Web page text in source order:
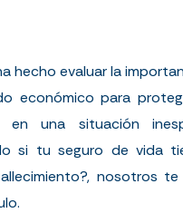
hecho evaluar la
económico para
en una situación
si tu seguro de vida
nosotros